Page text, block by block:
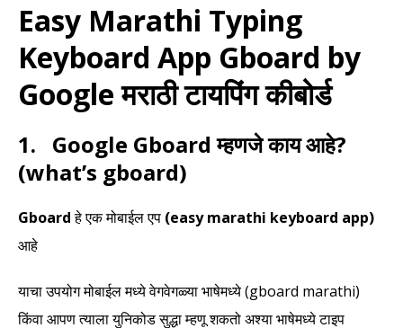
Easy Marathi Typing
Keyboard App Gboard by
Google मराठी टायपिंग कीबोर्ड
1. Google Gboard म्हणजेकाय आहे?
(what’s gboard)
Gboardहे एक मोबाईल एप (easy marathi keyboard app)
आहे
याचा उपयोग मोबाईल मध्ये वेगवेगळ्या भाषेमध्ये (gboard marathi)
किंवा आपण त्याला युनिकोड सुद्धा म्हणू शकतो अश्या भाषेमध्ये टाइप